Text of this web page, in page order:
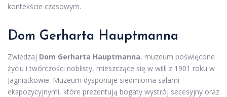
kontekście czasowym.
Dom Gerharta Hauptmanna
Zwiedzaj Dom Gerharta Hauptmanna, muzeum poświęcone
życiu i twórczości noblisty, mieszczące się w willi z 1901 roku w
Jagniątkowie. Muzeum dysponuje siedmioma salami
ekspozycyjnymi, które prezentują bogaty wystrój secesyjny oraz